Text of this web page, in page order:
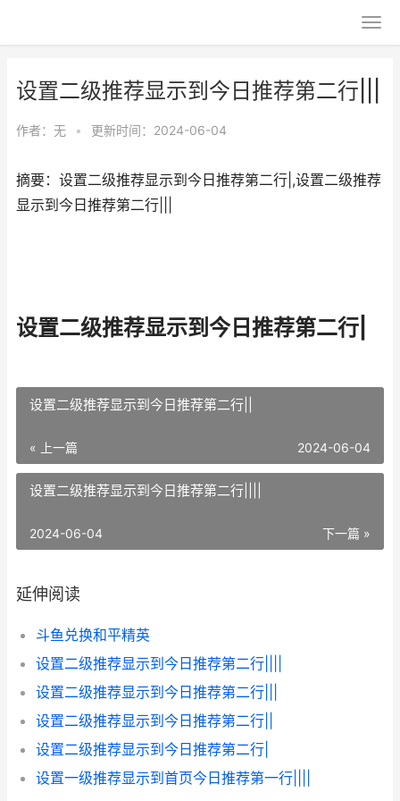
设置二级推荐显示到今日推荐第二行|||
作者：无 • 更新时间：2024-06-04
摘要：设置二级推荐显示到今日推荐第二行|,设置二级推荐
显示到今日推荐第二行|||
设置二级推荐显示到今日推荐第二行|
设置二级推荐显示到今日推荐第二行||
« 上一篇 2024-06-04
设置二级推荐显示到今日推荐第二行||||
下一篇 »
2024-06-04
延伸阅读
斗鱼兑换和平精英
设置二级推荐显示到今日推荐第二行||||
设置二级推荐显示到今日推荐第二行|||
设置二级推荐显示到今日推荐第二行||
设置二级推荐显示到今日推荐第二行|
设置一级推荐显示到首页今日推荐第一行||||